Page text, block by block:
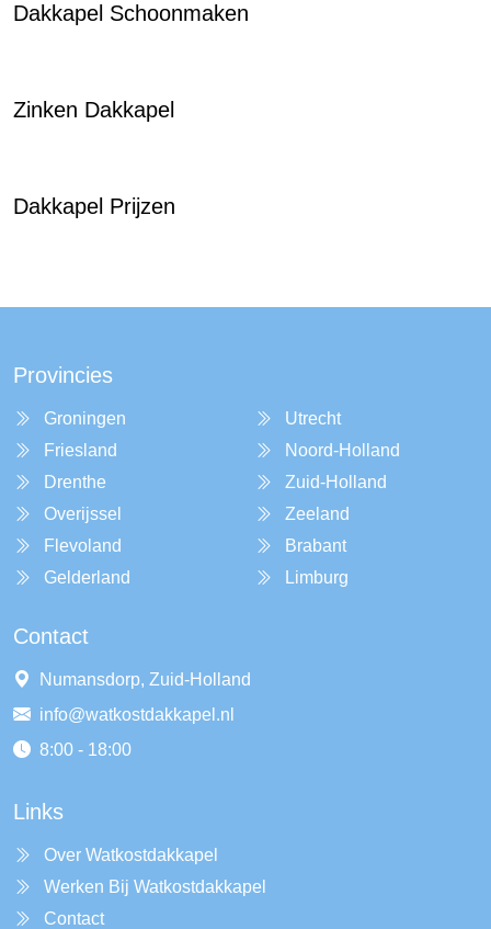
Dakkapel Schoonmaken
Zinken Dakkapel
Dakkapel Prijzen
Provincies
Groningen
Friesland
Drenthe
Overijssel
Flevoland
Gelderland
Utrecht
Noord-Holland
Zuid-Holland
Zeeland
Brabant
Limburg
Contact
Numansdorp, Zuid-Holland
info@watkostdakkapel.nl
8:00 - 18:00
Links
Over Watkostdakkapel
Werken Bij Watkostdakkapel
Contact